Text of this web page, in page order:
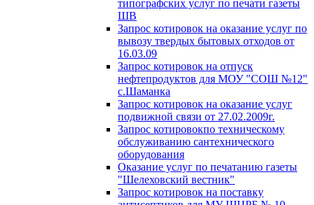
типографских услуг по печати газеты
ШВ
Запрос котировок на оказание услуг по
вывозу твердых бытовых отходов от
16.03.09
Запрос котировок на отпуск
нефтепродуктов для МОУ "СОШ №12"
с.Шаманка
Запрос котировок на оказание услуг
подвижной связи от 27.02.2009г.
Запрос котировокпо техническому
обслуживанию сантехнического
оборудования
Оказание услуг по печатанию газеты
"Шелеховский вестник"
Запрос котировок на поставку